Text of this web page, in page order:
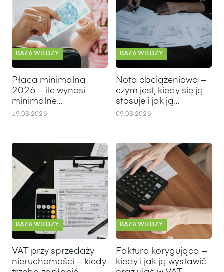
BAZA WIEDZY
Płaca minimalna
2026 – ile wynosi
minimalne
wynagrodzenie w
19.03.2026
BAZA WIEDZY
Nota obciążeniowa –
czym jest, kiedy się ją
stosuje i jak ją
prawidłowo wystawić
09.03.2026
VAT przy sprzedaży nieruchomości – kiedy trzeba zapłacić
BAZA WIEDZY
VAT przy sprzedaży
nieruchomości – kiedy
Faktura korygująca – kiedy i
BAZA WIEDZY
Faktura korygująca –
kiedy i jak ją wystawić